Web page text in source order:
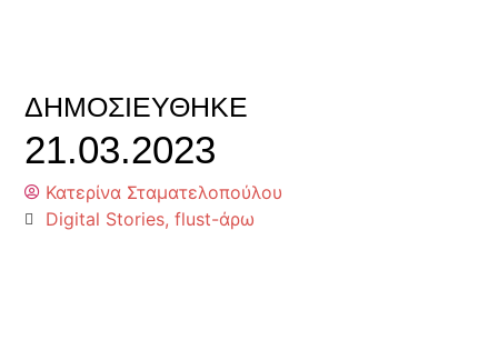
ΔΗΜΟΣΙΕΎΘΗΚΕ
21.03.2023
Κατερίνα Σταματελοπούλου
Digital Stories,flust-άρω